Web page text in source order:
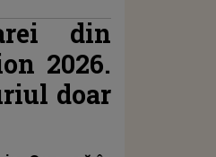
din
2026.
doar